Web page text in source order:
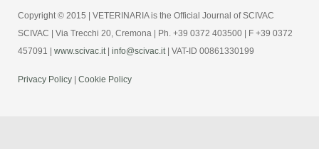
Copyright © 2015 | VETERINARIA is the Official Journal of SCIVAC
SCIVAC | Via Trecchi 20, Cremona | Ph. +39 0372 403500 | F +39 0372
457091 | www.scivac.it| info@scivac.it| VAT-ID 00861330199
Privacy Policy Cookie Policy